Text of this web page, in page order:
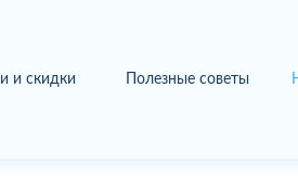
и скидки Полезные советы